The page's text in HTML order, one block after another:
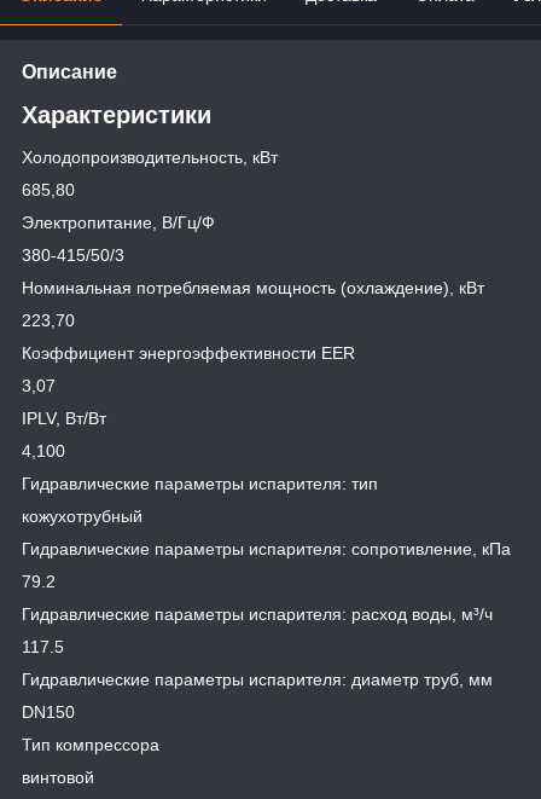
Описание
Характеристики
Холодопроизводительность, кВт
685,80
Электропитание, В/Гц/Ф
380-415/50/3
Номинальная потребляемая мощность (охлаждение), кВт
223,70
Коэффициент энергоэффективности EER
3,07
IPLV, Вт/Вт
4,100
Гидравлические параметры испарителя: тип
кожухотрубный
Гидравлические параметры испарителя: сопротивление, кПа
79.2
Гидравлические параметры испарителя: расход воды, м³/ч
117.5
Гидравлические параметры испарителя: диаметр труб, мм
DN150
Тип компрессора
винтовой